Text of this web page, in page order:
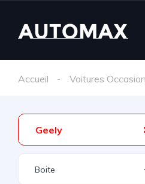
Accueil Voitures Occasion
Geely